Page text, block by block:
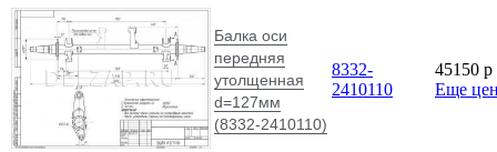
Балка оси
передняя
утолщенная
d=127мм
(8332-2410110)
8332-
2410110
45150 p
Еще